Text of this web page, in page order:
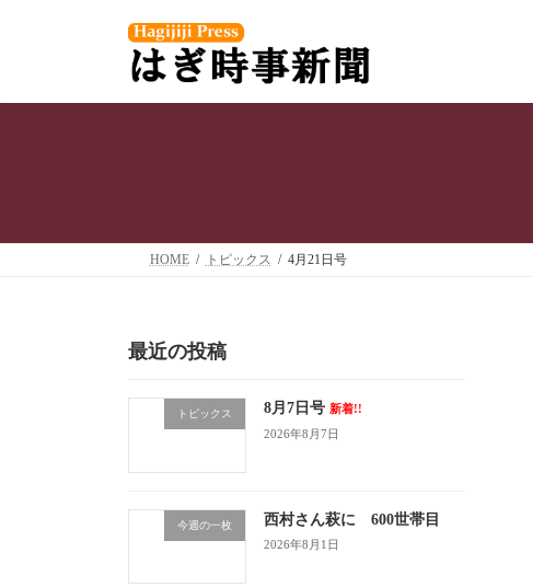
ツ
シ
HOME トピックス 4月21日号
最近の投稿
トピックス 8月7日号 新着!!
2026年8月7日
今週の一枚 西村さん萩に 600世帯目
2026年8月1日